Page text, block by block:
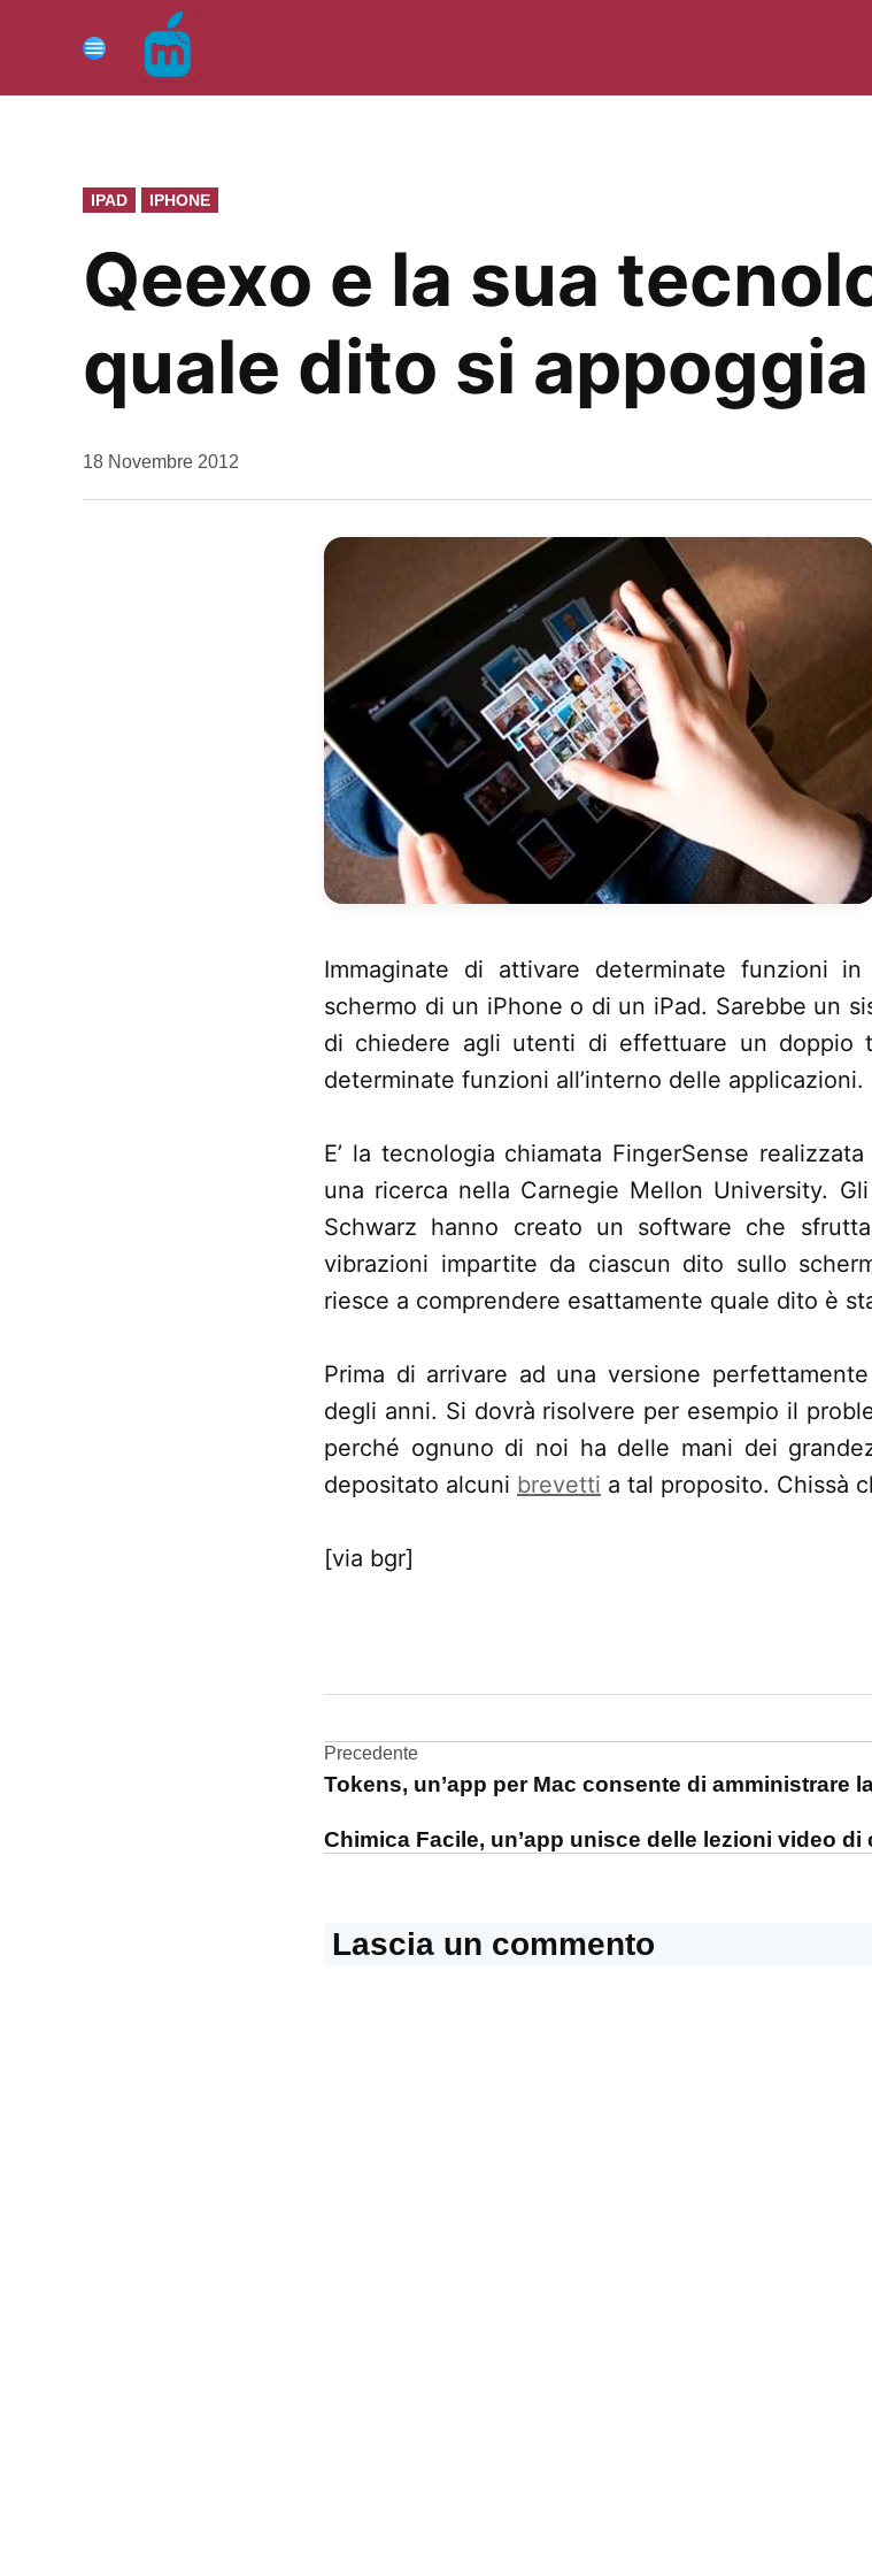
contenuto
Menu
PUBBLICATO
IN
IPAD IPHONE
Qeexo e la sua
quale dito si
da
18 Novembre 2012
Immaginate di attivare determinate funzioni
schermo di un iPhone o di un iPad. Sarebbe un
di chiedere agli utenti di effettuare un
determinate funzioni all’interno delle applicazioni.
E’ la tecnologia chiamata FingerSense
una ricerca nella Carnegie Mellon University.
Schwarz hanno creato un software che
vibrazioni impartite da ciascun dito sullo
riesce a comprendere esattamente quale dito è
Prima di arrivare ad una versione
degli anni. Si dovrà risolvere per esempio il
perché ognuno di noi ha delle mani dei
depositato alcuni brevetti a tal proposito. Chissà
[via bgr]
ricerca
Navigazione
Precedente
Tokens, un’app per Mac consente di amministrare
Chimica Facile, un’app unisce delle lezioni video di
Lascia un commento